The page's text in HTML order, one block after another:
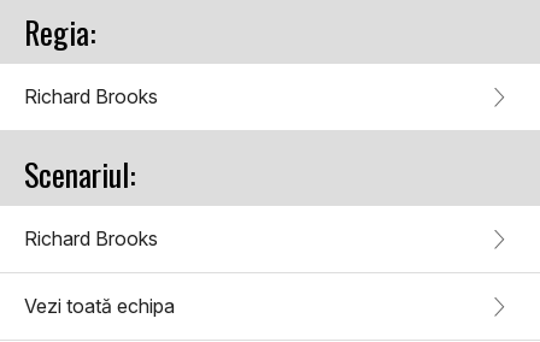
Regia:
Richard Brooks
Scenariul:
Richard Brooks
Vezi toată echipa